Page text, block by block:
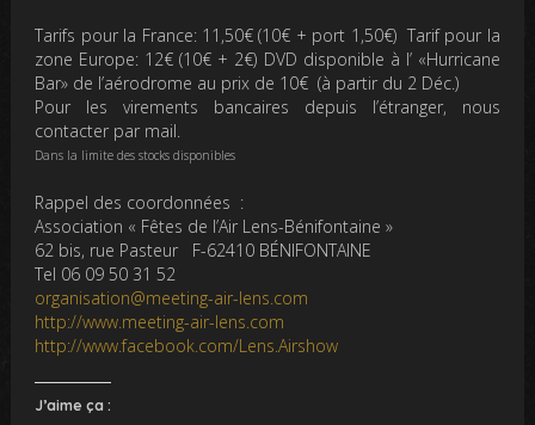
Tarifs pour la France: 11,50€ (10€ + port 1,50€) Tarif pour la
zone Europe: 12€ (10€ + 2€) DVD disponible à l’ «Hurricane
Bar» de l’aérodrome au prix de 10€ (à partir du 2 Déc.)
Pour les virements bancaires depuis l’étranger, nous
contacter par mail.
Dans la limite des stocks disponibles
Rappel des coordonnées :
Association « Fêtes de l’Air Lens-Bénifontaine »
62 bis, rue Pasteur F-62410 BÉNIFONTAINE
Tel 06 09 50 31 52
organisation@meeting-air-lens.com
http://www.meeting-air-lens.com
http://www.facebook.com/Lens.Airshow
J’aime ça :